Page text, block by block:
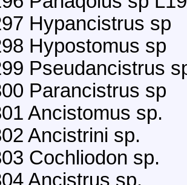
Hypancistrus sp
Hypostomus sp
Pseudancistrus
Parancistrus sp
Ancistomus sp.
Ancistrini sp.
Cochliodon sp.
Ancistrus sp.